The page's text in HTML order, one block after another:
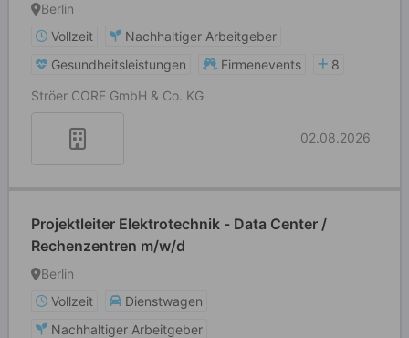
Berlin
Vollzeit
Nachhaltiger Arbeitgeber
Gesundheitsleistungen
Firmenevents
8
Ströer CORE GmbH & Co. KG
02.08.2026
Projektleiter Elektrotechnik - Data Center /
Rechenzentren m/w/d
Berlin
Vollzeit
Dienstwagen
Nachhaltiger Arbeitgeber